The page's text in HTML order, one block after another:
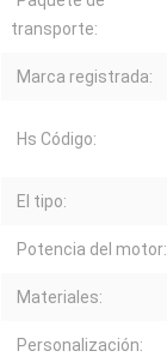
transporte:
Marca registrada:
Hs Código:
El tipo:
Potencia del motor:
Materiales:
Personalización: